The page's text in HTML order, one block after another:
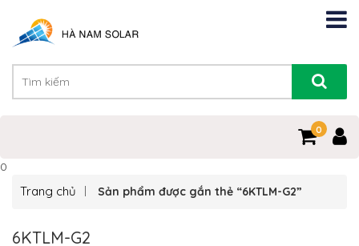
0
0
Trang chủ Sản phẩm được gắn thẻ “6KTLM-G2”
6KTLM-G2